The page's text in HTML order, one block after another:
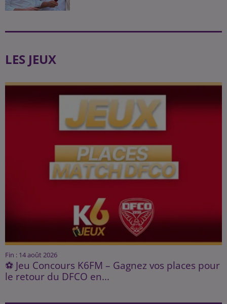
LES JEUX
Fin : 14 août 2026
⚽ Jeu Concours K6FM – Gagnez vos places pour
le retour du DFCO en...